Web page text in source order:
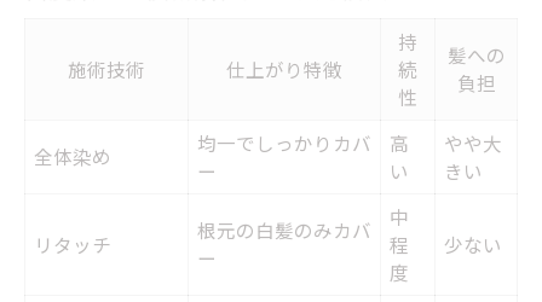
施術技術 仕上がり特徴
持
続
性
髪への
負担
全体染め
均一でしっかりカバ
ー
高
い
やや大
きい
リタッチ
根元の白髪のみカバ
ー
中
程
度
少ない